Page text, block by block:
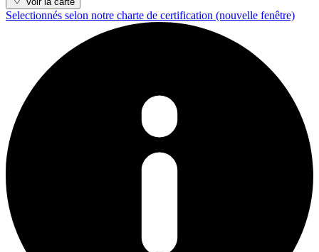
Selectionnés selon notre charte de certification (nouvelle fenêtre)